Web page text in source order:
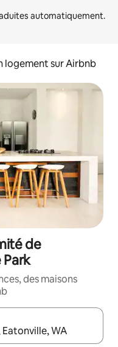
logement sur Airbnb
de
des maisons
les flèches vers le